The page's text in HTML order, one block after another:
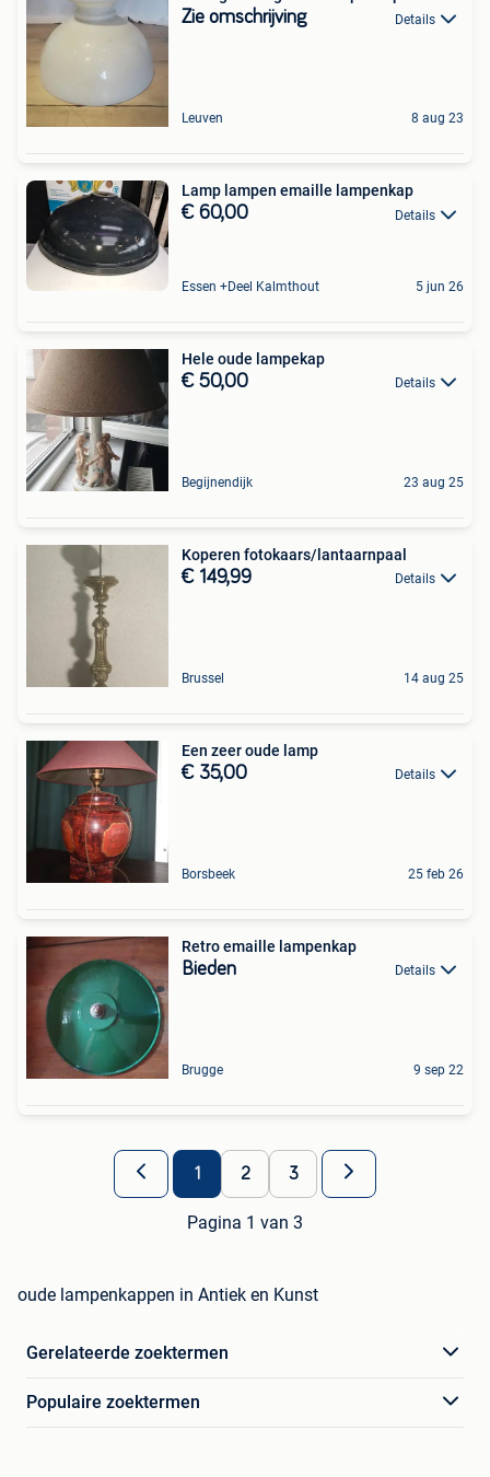
Zie omschrijving Details
Leuven 8 aug 23
Lamp lampen emaille lampenkap
€ 60,00 Details
Essen +Deel Kalmthout 5 jun 26
Hele oude lampekap
€ 50,00 Details
Begijnendijk 23 aug 25
Koperen fotokaars/lantaarnpaal
€ 149,99 Details
Brussel 14 aug 25
Een zeer oude lamp
€ 35,00 Details
Borsbeek 25 feb 26
Retro emaille lampenkap
Bieden Details
Brugge 9 sep 22
1 2 3
Pagina 1 van 3
oude lampenkappen in Antiek en Kunst
Gerelateerde zoektermen
Populaire zoektermen